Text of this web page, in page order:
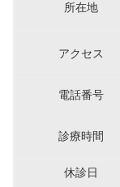
所在地
アクセス
電話番号
診療時間
休診日